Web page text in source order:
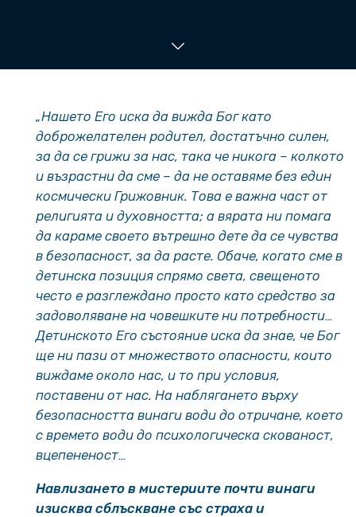
„Нашето Его иска да вижда Бог като
доброжелателен родител, достатъчно силен,
за да се грижи за нас, така че никога – колкото
и възрастни да сме – да не оставяме без един
космически Грижовник. Това е важна част от
религията и духовността; а вярата ни помага
да караме своето вътрешно дете да се чувства
в безопасност, за да расте. Обаче, когато сме в
детинска позиция спрямо света, свещеното
често е разглеждано просто като средство за
задоволяване на човешките ни потребности…
Детинското Его състояние иска да знае, че Бог
ще ни пази от множеството опасности, които
виждаме около нас, и то при условия,
поставени от нас. На наблягането върху
безопасността винаги води до отричане, което
с времето води до психологическа скованост,
вцепененост…
Навлизането в мистериите почти винаги
изисква сблъскване със страха и